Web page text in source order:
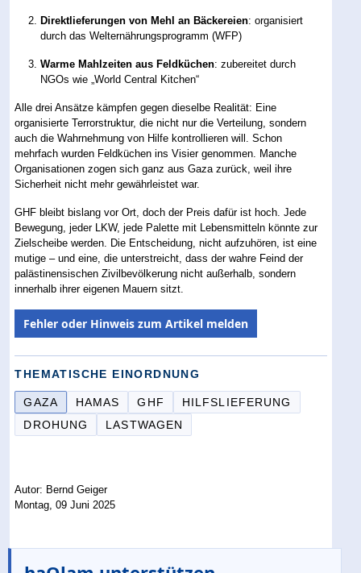
Direktlieferungen von Mehl an Bäckereien: organisiert
durch das Welternährungsprogramm (WFP)
Warme Mahlzeiten aus Feldküchen: zubereitet durch
NGOs wie „World Central Kitchen“
Alle drei Ansätze kämpfen gegen dieselbe Realität: Eine
organisierte Terrorstruktur, die nicht nur die Verteilung, sondern
auch die Wahrnehmung von Hilfe kontrollieren will. Schon
mehrfach wurden Feldküchen ins Visier genommen. Manche
Organisationen zogen sich ganz aus Gaza zurück, weil ihre
Sicherheit nicht mehr gewährleistet war.
GHF bleibt bislang vor Ort, doch der Preis dafür ist hoch. Jede
Bewegung, jeder LKW, jede Palette mit Lebensmitteln könnte zur
Zielscheibe werden. Die Entscheidung, nicht aufzuhören, ist eine
mutige – und eine, die unterstreicht, dass der wahre Feind der
palästinensischen Zivilbevölkerung nicht außerhalb, sondern
innerhalb ihrer eigenen Mauern sitzt.
Fehler oder Hinweis zum Artikel melden
THEMATISCHE EINORDNUNG
GAZA HAMAS GHF
HILFSLIEFERUNG
DROHUNG
LASTWAGEN
Autor: Bernd Geiger
Montag, 09 Juni 2025